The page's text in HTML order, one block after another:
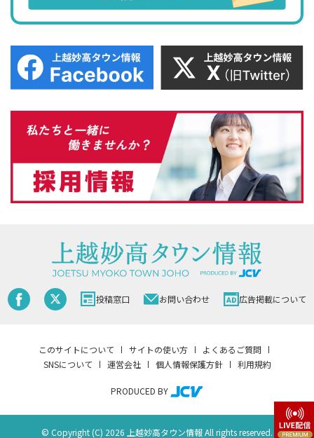
投稿窓口 お問い合わせ 広告掲載について
このサイトについて サイトの使い方
よくあるご質問
SNSについて
運営会社 個人情報保護方針 利用規約
PRODUCED BY
© Copyright (C) 2026 上越妙高タウン情報 All rights reserved.